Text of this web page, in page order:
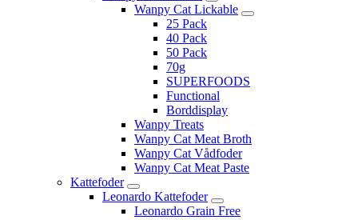
Wanpy Cat Lickable
25 Pack
40 Pack
50 Pack
70g
SUPERFOODS
Functional
Borddisplay
Wanpy Treats
Wanpy Cat Meat Broth
Wanpy Cat Vådfoder
Wanpy Cat Meat Paste
Kattefoder
Leonardo Kattefoder
Leonardo Grain Free